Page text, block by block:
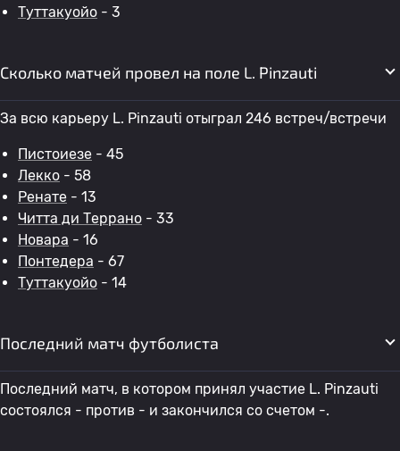
Туттакуойо - 3
Сколько матчей провел на поле L. Pinzauti
За всю карьеру L. Pinzauti отыграл 246 встреч/встречи
Пистоиезе - 45
Лекко - 58
Ренате - 13
Читта ди Террано - 33
Новара - 16
Понтедера - 67
Туттакуойо - 14
Последний матч футболиста
Последний матч, в котором принял участие L. Pinzauti
состоялся - против - и закончился со счетом -.